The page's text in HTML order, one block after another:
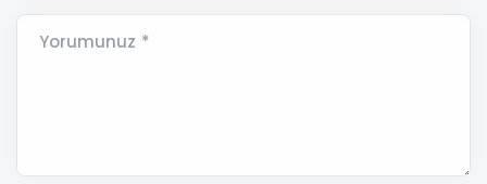
Yorumunuz *